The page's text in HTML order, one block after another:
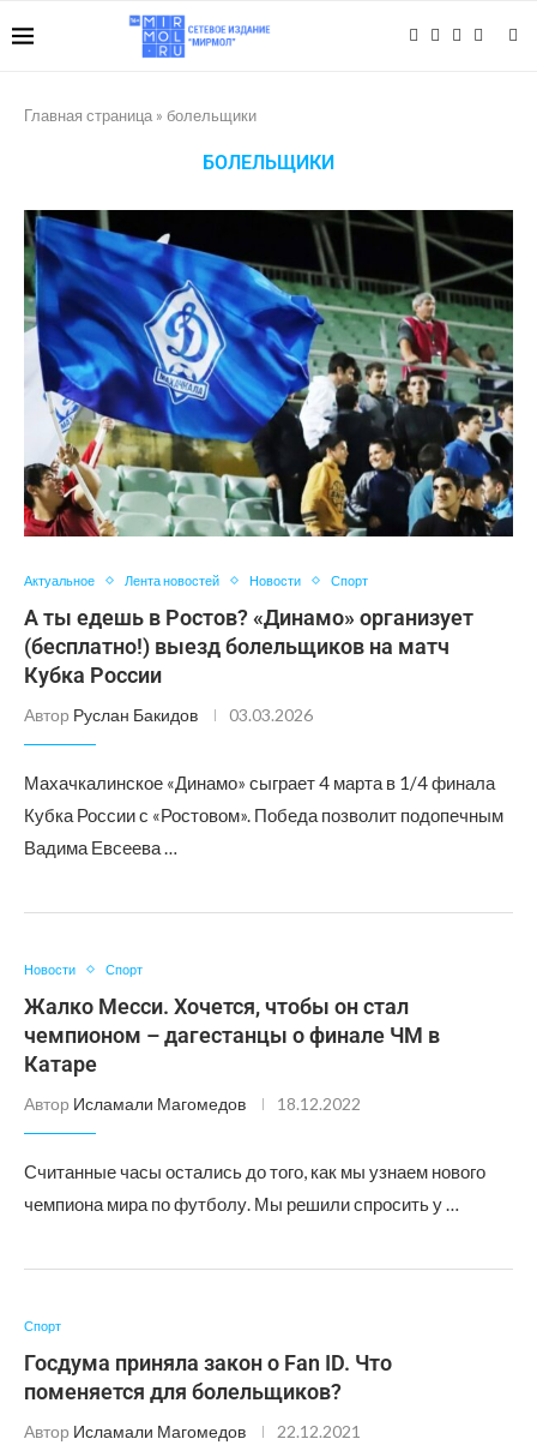
Главная страница » болельщики
БОЛЕЛЬЩИКИ
Актуальное Лента новостей Новости Спорт
А ты едешь в Ростов? «Динамо» организует
(бесплатно!) выезд болельщиков на матч
Кубка России
Автор Руслан Бакидов 03.03.2026
Махачкалинское «Динамо» сыграет 4 марта в 1/4 финала
Кубка России с «Ростовом». Победа позволит подопечным
Вадима Евсеева …
Новости Спорт
Жалко Месси. Хочется, чтобы он стал
чемпионом – дагестанцы о финале ЧМ в
Катаре
Автор Исламали Магомедов 18.12.2022
Считанные часы остались до того, как мы узнаем нового
чемпиона мира по футболу. Мы решили спросить у …
Спорт
Госдума приняла закон о Fan ID. Что
поменяется для болельщиков?
Автор Исламали Магомедов 22.12.2021